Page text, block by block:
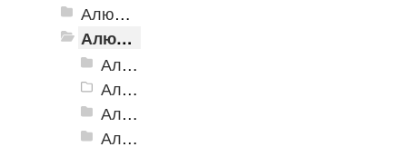
Алюминиевая полоса с резиновыми вставками
Алюминиевый угол-порог с резиновой вставкой
Алюминиевый угол-порог АУ-38, 38x20 мм
Алюминиевый угол-порог АУ-42 Евро, 2500мм
Алюминиевый угол-порог АУ-42, 42x23 мм
Алюминиевый угол-порог АУ-42 (на клеевой основе)